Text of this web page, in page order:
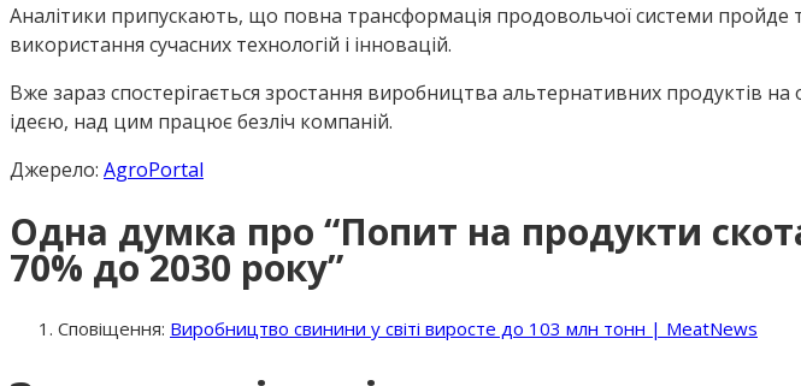
Аналітики припускають, що повна трансформація продовольчої системи пройде
використання сучасних технологій і інновацій.
Вже зараз спостерігається зростання виробництва альтернативних продуктів на
ідеєю, над цим працює безліч компаній.
Джерело: AgroPortal
Одна думка про “Попит на продукти
70% до 2030 року”
Сповіщення: Виробництво свинини у світі виросте до 103 млн тонн | MeatNews